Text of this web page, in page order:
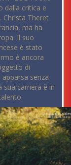
dalla critica e
Christa Theret
ma ha
Il suo
è stato
è ancora
di
senza
sua carriera è in